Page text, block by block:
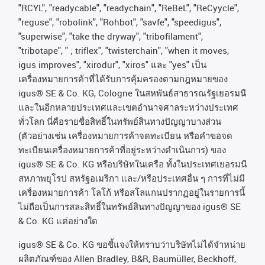
"RCYL", "readycable", "readychain", "ReBeL", "ReCyycle",
"reguse", "robolink", "Rohbot", "savfe", "speedigus",
"superwise", "take the dryway", "tribofilament",
"tribotape", " ; triflex", "twisterchain", "when it moves,
igus improves", "xirodur", "xiros" และ "yes" เป็น
เครื่องหมายการค้าที่ได้รับการคุ้มครองตามกฎหมายของ
igus® SE & Co. KG, Cologne ในสหพันธ์สาธารณรัฐเยอรมนี
และในอีกหลายประเทศและเขตอํานาจศาลระหว่างประเทศ
ทั่วโลก นี่คือรายชื่อสิทธิ์ในทรัพย์สินทางปัญญาบางส่วน
(ตัวอย่างเช่น เครื่องหมายการค้าจดทะเบียน หรือคำขอจด
ทะเบียนเครื่องหมายการค้าที่อยู่ระหว่างดำเนินการ) ของ
igus® SE & Co. KG หรือบริษัทในเครือ ทั้งในประเทศเยอรมนี
สหภาพยุโรป สหรัฐอเมริกา และ/หรือประเทศอื่น ๆ การที่ไม่มี
เครื่องหมายการค้า โลโก้ หรือสโลแกนปรากฏอยู่ในรายการนี้
ไม่ถือเป็นการสละสิทธิ์ในทรัพย์สินทางปัญญาของ igus® SE
& Co. KG แต่อย่างใด
igus® SE & Co. KG ขอชี้แจงให้ทราบว่าบริษัทไม่ได้จําหน่าย
ผลิตภัณฑ์ของ Allen Bradley, B&R, Baumüller, Beckhoff,